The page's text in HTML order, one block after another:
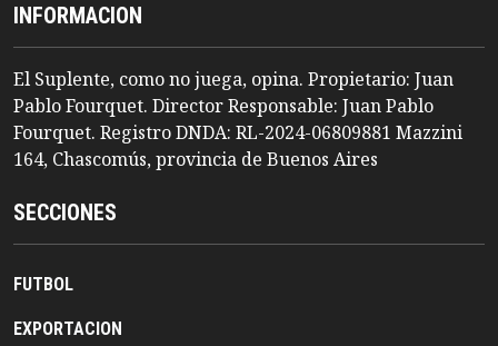
INFORMACION
El Suplente, como no juega, opina. Propietario: Juan
Pablo Fourquet. Director Responsable: Juan Pablo
Fourquet. Registro DNDA: RL-2024-06809881 Mazzini
164, Chascomús, provincia de Buenos Aires
SECCIONES
FUTBOL
EXPORTACION